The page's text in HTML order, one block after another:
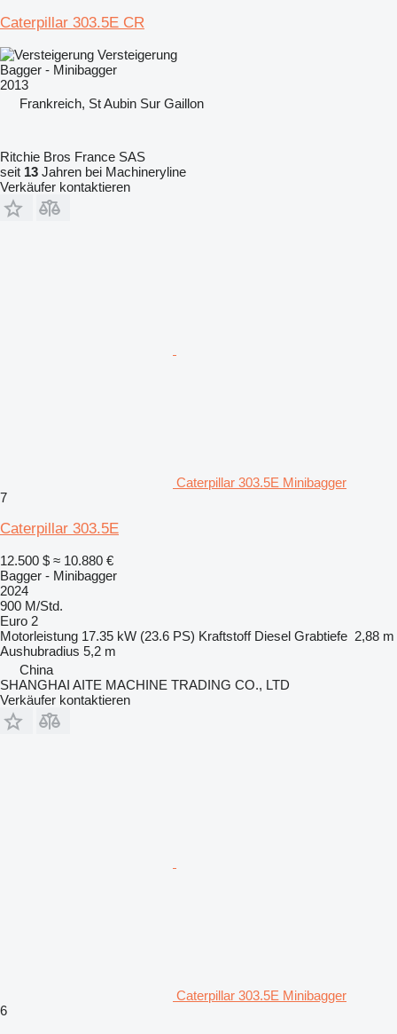
Caterpillar 303.5E CR
Versteigerung
Bagger - Minibagger
2013
Frankreich, St Aubin Sur Gaillon
Ritchie Bros France SAS
seit 13 Jahren bei Machineryline
Verkäufer kontaktieren
Caterpillar 303.5E Minibagger
7
Caterpillar 303.5E
12.500 $ ≈ 10.880 €
Bagger - Minibagger
2024
900 M/Std.
Euro 2
Motorleistung 17.35 kW (23.6 PS) Kraftstoff Diesel Grabtiefe 2,88 m
Aushubradius 5,2 m
China
SHANGHAI AITE MACHINE TRADING CO., LTD
Verkäufer kontaktieren
Caterpillar 303.5E Minibagger
6